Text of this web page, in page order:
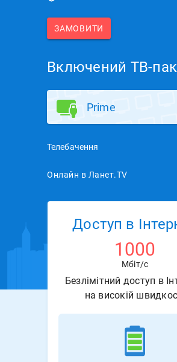
ЗАМОВИТИ
Включений ТВ-
Prime
Телебачення
Онлайн в Ланет.TV
Доступ в
1000
Мбіт/с
Безлімітний доступ в
на високій